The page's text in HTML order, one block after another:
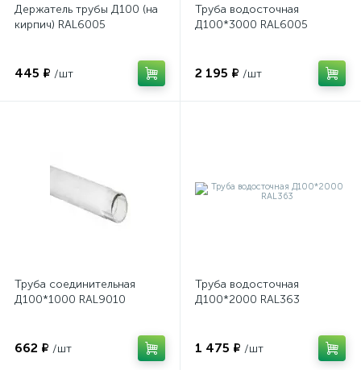
Держатель трубы Д100 (на
кирпич) RAL6005
445 ₽ /шт
Труба водосточная
Д100*3000 RAL6005
2 195 ₽ /шт
Труба соединительная
Д100*1000 RAL9010
662 ₽ /шт
Труба водосточная
Д100*2000 RAL363
1 475 ₽ /шт